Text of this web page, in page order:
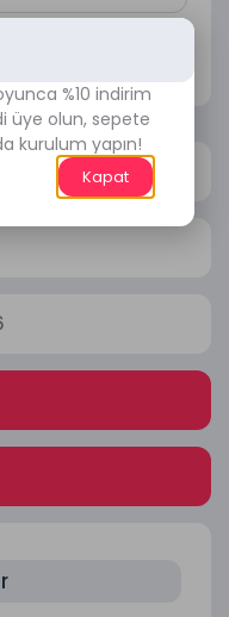
%10 indirim
üye olun, sepete
kurulum yapın!
Kapat